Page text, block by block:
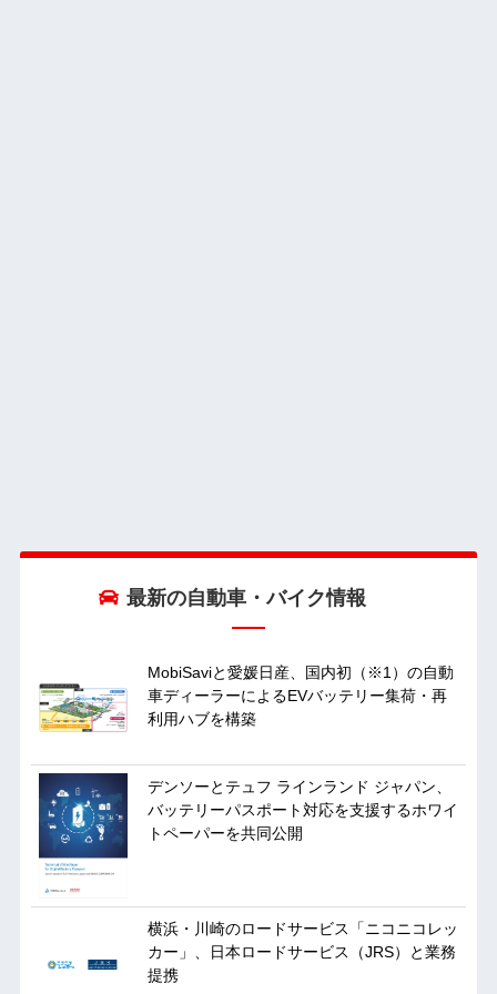
最新の自動車・バイク情報
MobiSaviと愛媛日産、国内初（※1）の自動
車ディーラーによるEVバッテリー集荷・再
利用ハブを構築
デンソーとテュフ ラインランド ジャパン、
バッテリーパスポート対応を支援するホワイ
トペーパーを共同公開
横浜・川崎のロードサービス「ニコニコレッ
カー」、日本ロードサービス（JRS）と業務
提携